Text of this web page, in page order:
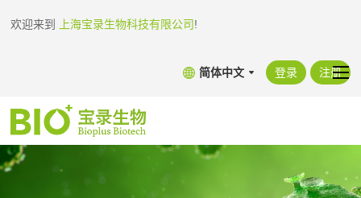
欢迎来到 上海宝录生物科技有限公司!
简体中文 登录 注册